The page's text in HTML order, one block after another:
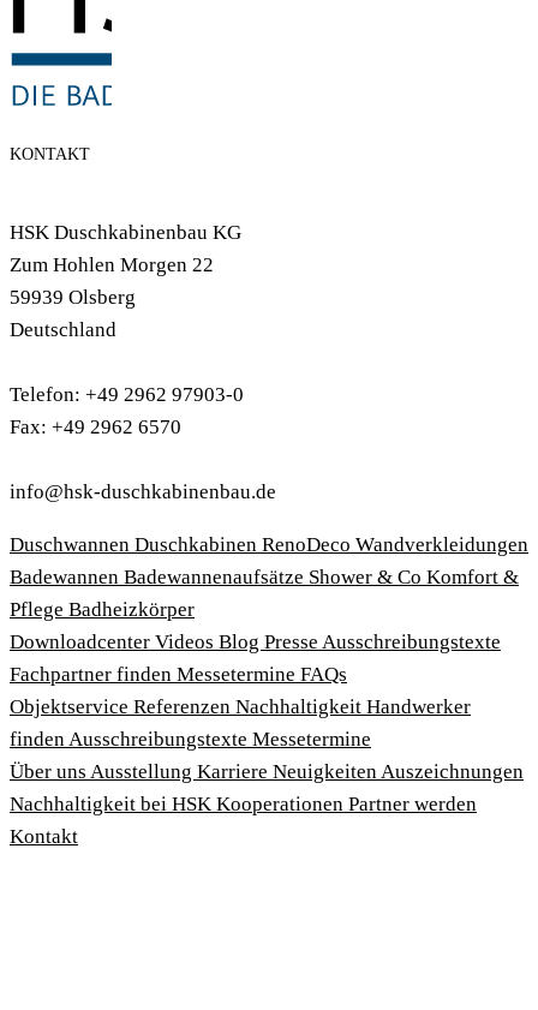
KONTAKT
HSK Duschkabinenbau KG
Zum Hohlen Morgen 22
59939 Olsberg
Deutschland
Telefon: +49 2962 97903-0
Fax: +49 2962 6570
info@hsk-duschkabinenbau.de
Duschwannen Duschkabinen RenoDeco Wandverkleidungen
Badewannen Badewannenaufsätze Shower & Co Komfort &
Pflege Badheizkörper
Download­center Videos Blog Presse Ausschreibungstexte
Fachpartner finden Messetermine FAQs
Objektservice Referenzen Nachhaltigkeit Handwerker
finden Ausschreibungstexte Messetermine
Über uns Ausstellung Karriere Neuigkeiten Auszeichnungen
Nachhaltigkeit bei HSK Kooperationen Partner werden
Kontakt